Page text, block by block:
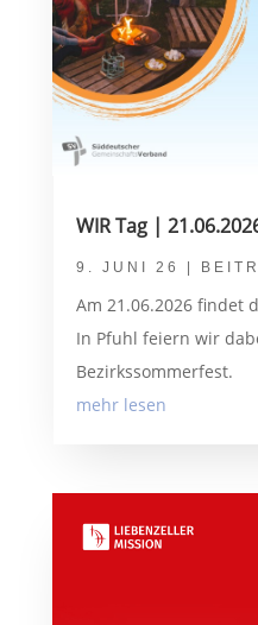
WIR Tag |
9. JUNI 26
Am 21.06.2026 findet
In Pfuhl feiern wir
Bezirkssommerfest.
mehr lesen